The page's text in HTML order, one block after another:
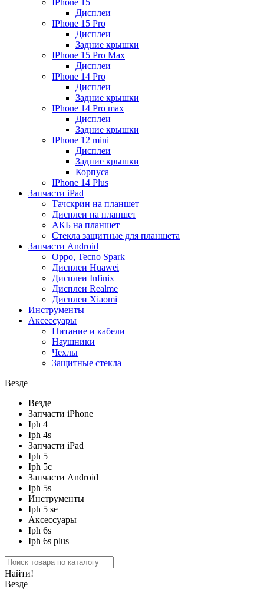
IPhone 15
Дисплеи
IPhone 15 Pro
Дисплеи
Задние крышки
IPhone 15 Pro Max
Дисплеи
IPhone 14 Pro
Дисплеи
Задние крышки
IPhone 14 Pro max
Дисплеи
Задние крышки
IPhone 12 mini
Дисплеи
Задние крышки
Корпуса
IPhone 14 Plus
Запчасти iPad
Тачскрин на планшет
Дисплеи на планшет
АКБ на планшет
Стекла защитные для планшета
Запчасти Android
Oppo, Tecno Spark
Дисплеи Huawei
Дисплеи Infinix
Дисплеи Realme
Дисплеи Xiaomi
Инструменты
Аксессуары
Питание и кабели
Наушники
Чехлы
Защитные стекла
Везде
Везде
Запчасти iPhone
Iph 4
Iph 4s
Запчасти iPad
Iph 5
Iph 5c
Запчасти Android
Iph 5s
Инструменты
Iph 5 se
Аксессуары
Iph 6s
Iph 6s plus
Найти!
Везде